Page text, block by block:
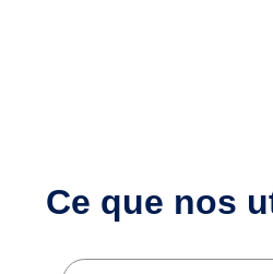
Ce que nos